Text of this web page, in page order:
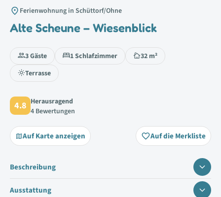
Ferienwohnung in Schüttorf/Ohne
Alte Scheune – Wiesenblick
3 Gäste 1 Schlafzimmer
32 m²
Terrasse
4.8 Herausragend
4 Bewertungen
Auf Karte anzeigen Auf die Merkliste
Beschreibung
Ausstattung